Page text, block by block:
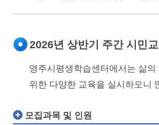
2026년 상반기 주간 시민
영주시평생학습센터에서는 삶
위한 다양한 교육을 실시하오니
모집과목 및 인원